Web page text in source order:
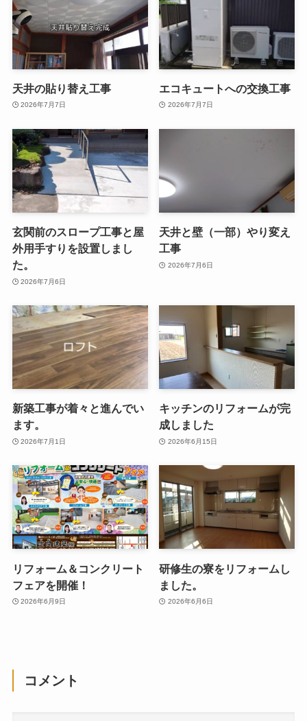
天井の貼り替え工事
2026年7月7日
エコキュートへの交換工事
2026年7月7日
玄関前のスロープ工事と屋
外用手すりを設置しまし
た。
2026年7月6日
天井と壁（一部）やり変え
工事
2026年7月6日
新築工事が着々と進んでい
ます。
2026年7月1日
キッチンのリフォームが完
成しました
2026年6月15日
リフォーム＆コンクリート
フェアを開催！
2026年6月9日
研修生の寮をリフォームし
ました。
2026年6月6日
コメント